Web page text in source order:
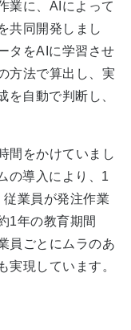
業に、AIによって
共同開発しまし
タをAIに学習させ
方法で算出し、実
を自動で判断し、
間をかけていまし
の導入により、1
業員が発注作業
1年の教育期間
員ごとにムラのあ
実現しています。